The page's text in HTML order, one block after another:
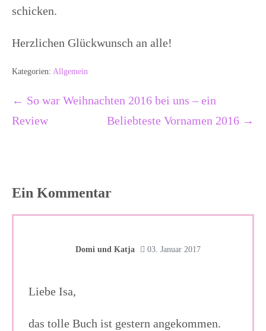
schicken.
Herzlichen Glückwunsch an alle!
Kategorien: Allgemein
Beitragsnavigation
← So war Weihnachten 2016 bei uns – ein
Review
Beliebteste Vornamen 2016 →
Ein Kommentar
Domi und Katja 03. Januar 2017
Liebe Isa,
das tolle Buch ist gestern angekommen.